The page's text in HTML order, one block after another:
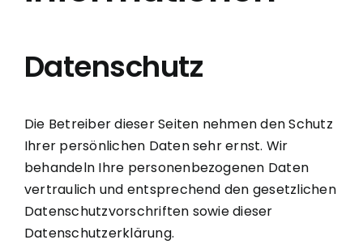
Datenschutz
Die Betreiber dieser Seiten nehmen den Schutz
Ihrer persönlichen Daten sehr ernst. Wir
behandeln Ihre personenbezogenen Daten
vertraulich und entsprechend den gesetzlichen
Datenschutzvorschriften sowie dieser
Datenschutzerklärung.